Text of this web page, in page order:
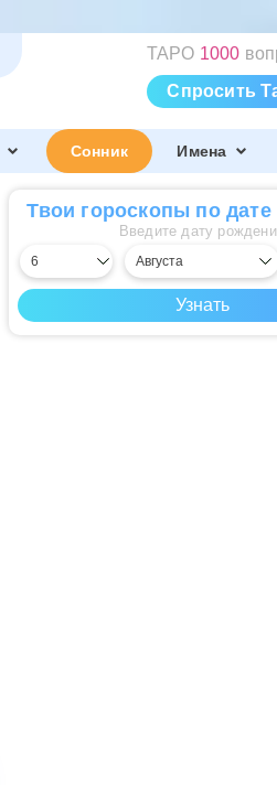
ТАРО 1000
Спросить
Сонник Имена
Твои гороскопы по
Введите дату